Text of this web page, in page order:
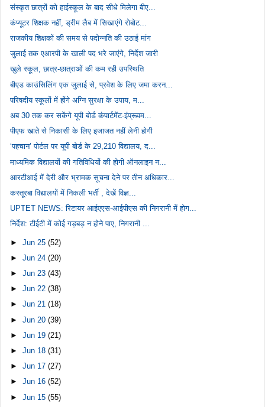
संस्कृत छात्रों को हाईस्कूल के बाद सीधे मिलेगा बीए...
कंप्यूटर शिक्षक नहीं, ड्रीम लैब में सिखाएंगे रोबोट...
राजकीय शिक्षकों की समय से पदोन्नति की उठाई मांग
जुलाई तक एआरपी के खाली पद भरे जाएंगे, निर्देश जारी
खुले स्कूल, छात्र-छात्राओं की कम रही उपस्थिति
बीएड काउंसिलिंग एक जुलाई से, प्रवेश के लिए जमा करन...
परिषदीय स्कूलों में होंगे अग्नि सुरक्षा के उपाय, म...
अब 30 तक कर सकेंगे यूपी बोर्ड कंपार्टमेंट-इंप्रूवम...
पीएफ खाते से निकासी के लिए इजाजत नहीं लेनी होगी
‘पहचान’ पोर्टल पर यूपी बोर्ड के 29,210 विद्यालय, द...
माध्यमिक विद्यालयों की गतिविधियों की होगी ऑनलाइन न...
आरटीआई में देरी और भ्रामक सूचना देने पर तीन अधिकार...
कस्तूरबा विद्यालयों में निकली भर्ती , देखें विज्ञ...
UPTET NEWS: रिटायर आईएएस-आईपीएस की निगरानी में होग...
निर्देश: टीईटी में कोई गड़बड़ न होने पाए, निगरानी ...
►Jun 25(52)
►Jun 24(20)
►Jun 23(43)
►Jun 22(38)
►Jun 21(18)
►Jun 20(39)
►Jun 19(21)
►Jun 18(31)
►Jun 17(27)
►Jun 16(52)
►Jun 15(55)